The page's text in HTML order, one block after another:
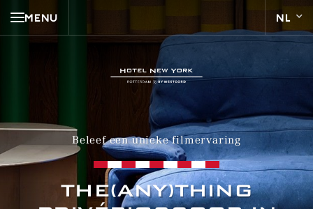
MENU
Beleef een unieke filmervaring
THE(ANY)THING